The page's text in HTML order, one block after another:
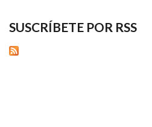
SUSCRÍBETE POR RSS